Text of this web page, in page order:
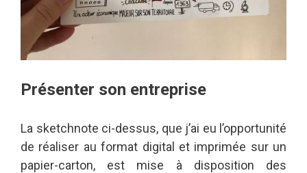
Présenter son entreprise
La sketchnote ci-dessus, que j’ai eu l’opportunité
de réaliser au format digital et imprimée sur un
papier-carton, est mise à disposition des